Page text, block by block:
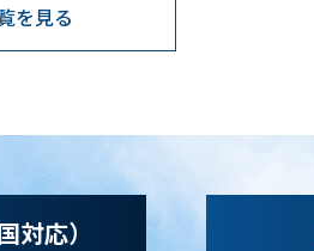
を見る
対応）